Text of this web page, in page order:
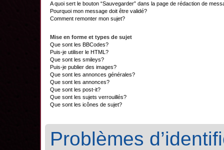
A quoi sert le bouton “Sauvegarder” dans la page de rédaction de
Pourquoi mon message doit être validé?
Comment remonter mon sujet?
Mise en forme et types de sujet
Que sont les BBCodes?
Puis-je utiliser le HTML?
Que sont les smileys?
Puis-je publier des images?
Que sont les annonces générales?
Que sont les annonces?
Que sont les post-it?
Que sont les sujets verrouillés?
Que sont les icônes de sujet?
Problèmes